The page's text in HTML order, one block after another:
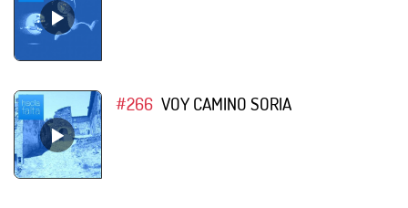
#266 VOY CAMINO SORIA